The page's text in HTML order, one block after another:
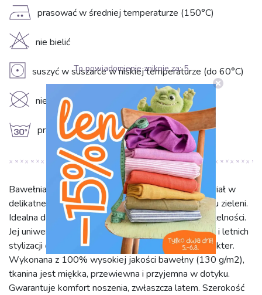
E prasować w średniej temperaturze (150°C)
H nie bielić
V suszyć w suszarce w niskiej temperaturze (do 60°C)
K nie czyścić chemicznie
g prać w 30°C
Bawełniana tkanina Petit dots mint to uroczy materiał w
delikatne kropeczki, w świeżym, miętowym odcieniu zieleni.
Idealna do projektów wymagających lekkości i subtelności.
Jej uniwersalny wzór pasuje do dziecięcych ubranek i letnich
stylizacji dla dorosłych, nadając im wyjątkowy charakter.
Wykonana z 100% wysokiej jakości bawełny (130 g/m2),
tkanina jest miękka, przewiewna i przyjemna w dotyku.
Gwarantuje komfort noszenia, zwłaszcza latem. Szerokość
To powiadomienie zniknie za:5